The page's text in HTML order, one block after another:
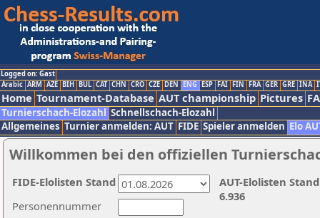
Logged on: Gast
Arabic ARM AZE BIH BUL CAT CHN CRO CZE DEN ENG ESP FAI FIN FRA GER GRE INA
Home Tournament-Database AUT championship Pictures
Turnierschach-Elozahl Schnellschach-Elozahl
Allgemeines Turnier anmelden: AUT FIDE Spieler anmelden Elo
Willkommen bei den offiziellen
Personennummer
AUT-Elolisten
6.936
FIDE-Elolisten Stand